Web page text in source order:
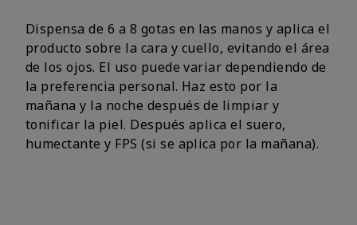
Dispensa de 6 a 8 gotas en las manos y aplica el
producto sobre la cara y cuello, evitando el área
de los ojos. El uso puede variar dependiendo de
la preferencia personal. Haz esto por la
mañana y la noche después de limpiar y
tonificar la piel. Después aplica el suero,
humectante y FPS (si se aplica por la mañana).